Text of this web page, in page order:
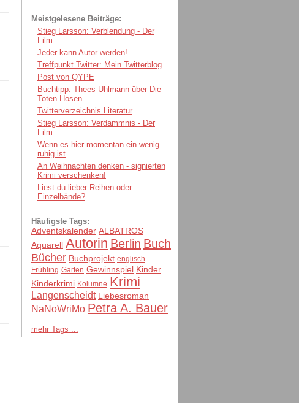
Meistgelesene Beiträge:
Stieg Larsson: Verblendung - Der
Film
Jeder kann Autor werden!
Treffpunkt Twitter: Mein Twitterblog
Post von QYPE
Buchtipp: Thees Uhlmann über Die
Toten Hosen
Twitterverzeichnis Literatur
Stieg Larsson: Verdammnis - Der
Film
Wenn es hier momentan ein wenig
ruhig ist
An Weihnachten denken - signierten
Krimi verschenken!
Liest du lieber Reihen oder
Einzelbände?
Häufigste Tags:
Adventskalender ALBATROS
Aquarell Autorin Berlin Buch
Bücher Buchprojekt englisch
Frühling Garten Gewinnspiel Kinder
Kinderkrimi Kolumne Krimi
Langenscheidt Liebesroman
NaNoWriMo Petra A. Bauer
mehr Tags ...